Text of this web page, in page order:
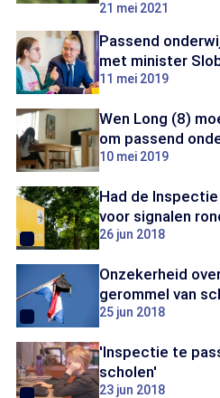
21 mei 2021
Passend
met minister
11 mei 2019
Wen Long (8)
om passend
10 mei 2019
Had de
voor signalen
26 jun 2018
Onzekerheid
gerommel van
25 jun 2018
'Inspectie te
scholen'
23 jun 2018